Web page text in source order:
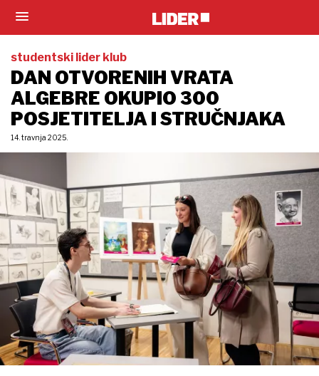
studentski lider klub
DAN OTVORENIH VRATA
ALGEBRE OKUPIO 300
POSJETITELJA I STRUČNJAKA
14. travnja 2025.